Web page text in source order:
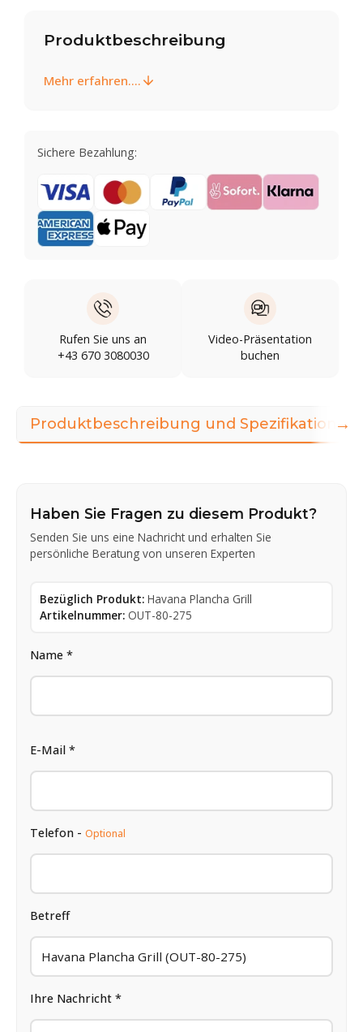
Produktbeschreibung
Mehr erfahren....
Sichere Bezahlung:
Rufen Sie uns an
+43 670 3080030
Video-Präsentation
buchen
Produktbeschreibung und Spezifikationen
Haben Sie Fragen zu diesem Produkt?
Senden Sie uns eine Nachricht und erhalten Sie
persönliche Beratung von unseren Experten
Bezüglich Produkt: Havana Plancha Grill
Artikelnummer: OUT-80-275
Name *
E-Mail *
Telefon - Optional
Betreff
Ihre Nachricht *
→